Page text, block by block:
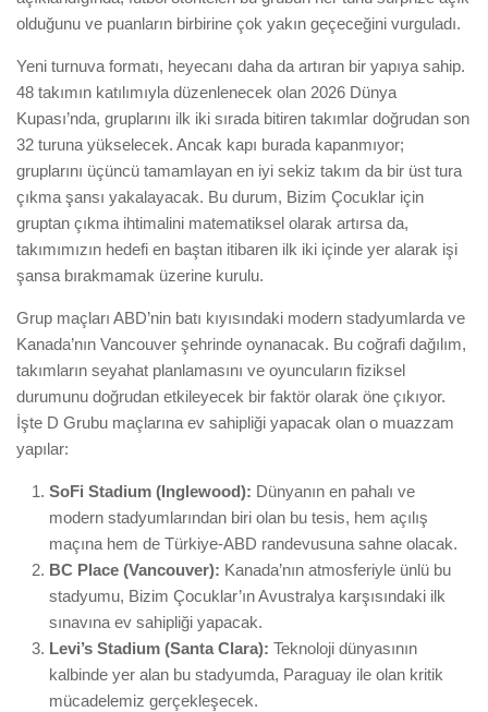
olduğunu ve puanların birbirine çok yakın geçeceğini vurguladı.
Yeni turnuva formatı, heyecanı daha da artıran bir yapıya sahip.
48 takımın katılımıyla düzenlenecek olan 2026 Dünya
Kupası’nda, gruplarını ilk iki sırada bitiren takımlar doğrudan son
32 turuna yükselecek. Ancak kapı burada kapanmıyor;
gruplarını üçüncü tamamlayan en iyi sekiz takım da bir üst tura
çıkma şansı yakalayacak. Bu durum, Bizim Çocuklar için
gruptan çıkma ihtimalini matematiksel olarak artırsa da,
takımımızın hedefi en baştan itibaren ilk iki içinde yer alarak işi
şansa bırakmamak üzerine kurulu.
Grup maçları ABD’nin batı kıyısındaki modern stadyumlarda ve
Kanada’nın Vancouver şehrinde oynanacak. Bu coğrafi dağılım,
takımların seyahat planlamasını ve oyuncuların fiziksel
durumunu doğrudan etkileyecek bir faktör olarak öne çıkıyor.
İşte D Grubu maçlarına ev sahipliği yapacak olan o muazzam
yapılar:
SoFi Stadium (Inglewood): Dünyanın en pahalı ve
modern stadyumlarından biri olan bu tesis, hem açılış
maçına hem de Türkiye-ABD randevusuna sahne olacak.
BC Place (Vancouver): Kanada’nın atmosferiyle ünlü bu
stadyumu, Bizim Çocuklar’ın Avustralya karşısındaki ilk
sınavına ev sahipliği yapacak.
Levi’s Stadium (Santa Clara): Teknoloji dünyasının
kalbinde yer alan bu stadyumda, Paraguay ile olan kritik
mücadelemiz gerçekleşecek.